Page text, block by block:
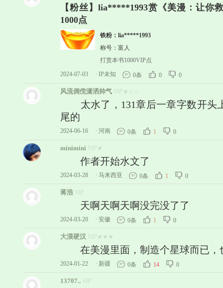
【粉丝】lia*****1993赏《美漫：让你
1000点
铁粉：lia*****1993
称号：富人
打赏本书1000VIP点
2024-07-03 · IP未知 0条 0 0
风流倜傥潇洒帅气 VIP★☆☆
太水了，131章后一章字数开头
尾的
2024-06-16 · 河南 0条 1 0
minimini VIP★
作者开始水文了
2024-03-28 · 马来西亚 0条 1 0
蒋浩 VIP
天啊天啊天啊没完没了了
2024-03-20 · 安徽 0条 1 0
大漠硬汉 VIP★★★
在美漫里面，制造个星球而已，
2024-01-22 · 新疆 0条 14 0
13707.. VIP